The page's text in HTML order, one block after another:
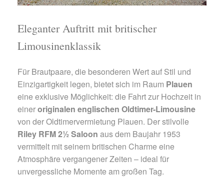
Eleganter Auftritt mit britischer
Limousinenklassik
Für Brautpaare, die besonderen Wert auf Stil und
Einzigartigkeit legen, bietet sich im Raum Plauen
eine exklusive Möglichkeit: die Fahrt zur Hochzeit in
eineroriginalen englischen Oldtimer-Limousine
von der Oldtimervermietung Plauen. Der stilvolle
Riley RFM 2½ Saloon aus dem Baujahr 1953
vermittelt mit seinem britischen Charme eine
Atmosphäre vergangener Zeiten – ideal für
unvergessliche Momente am großen Tag.